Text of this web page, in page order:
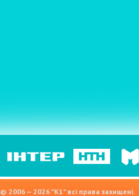
© 2006 — 2026 "K1" всі права захищені.